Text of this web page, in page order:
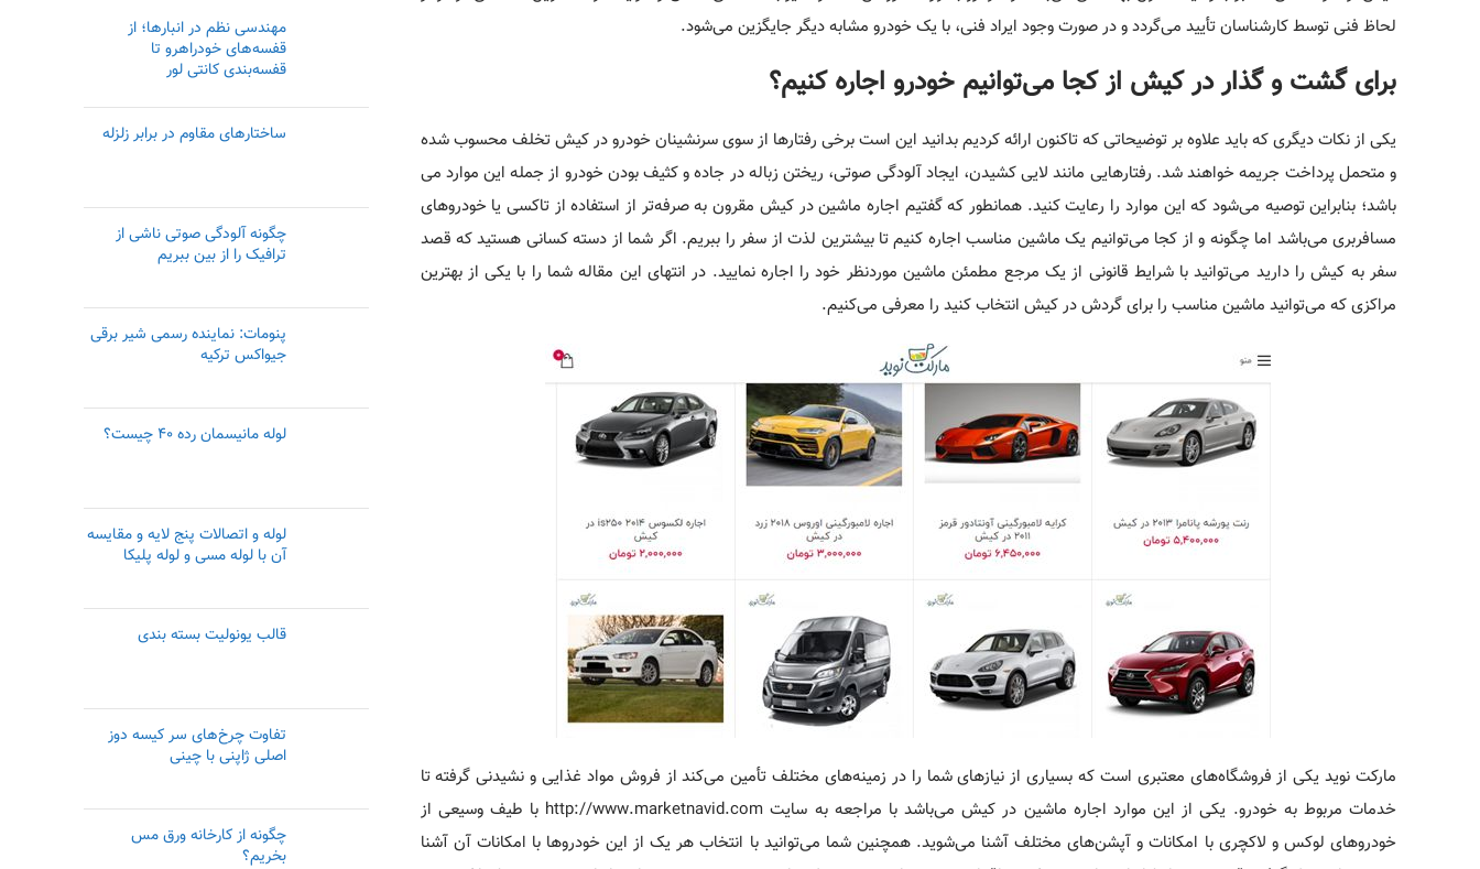
لحاظ فنی توسط کارشناسان تأیید می­‌گردد و در صورت وجود ایراد فنی، با یک خودرو مشابه دیگر جایگزین می­‌شود.
برای گشت و گذار در کیش از کجا می‌­توانیم خودرو اجاره کنیم؟
یکی از نکات دیگری که باید علاوه بر توضیحاتی که تاکنون ارائه کردیم بدانید این است برخی رفتارها از سوی سرنشینان خودرو در کیش تخلف محسوب شده
و متحمل پرداخت جریمه خواهند شد. رفتارهایی مانند لایی کشیدن، ایجاد آلودگی صوتی، ریختن زباله در جاده و کثیف بودن خودرو از جمله این موارد می­‌
باشد؛ بنابراین توصیه می‌­شود که این موارد را رعایت کنید. همانطور که گفتیم اجاره ماشین در کیش مقرون­ به ­صرفه‌تر از استفاده از تاکسی یا خودروهای
مسافربری می­‌باشد اما چگونه و از کجا می­‌توانیم یک ماشین مناسب اجاره کنیم تا بیشترین لذت از سفر را ببریم. اگر شما از دسته کسانی هستید که قصد
سفر به کیش را دارید می­‌توانید با شرایط قانونی از یک مرجع مطمئن ماشین موردنظر خود را اجاره نمایید. در انتهای این مقاله شما را با یکی از بهترین
مراکزی که می­‌توانید ماشین مناسب را برای گردش در کیش انتخاب کنید را معرفی می­‌کنیم.
مارکت نوید یکی از فروشگاه‌­های معتبری است که بسیاری از نیازهای شما را در زمینه‌­های مختلف تأمین می‌­کند از فروش مواد غذایی و نشیدنی گرفته تا
خدمات مربوط به خودرو. یکی از این موارد اجاره ماشین در کیش می­‌باشد با مراجعه به سایت http://www.marketnavid.com با طیف وسیعی از
خودروهای لوکس و لاکچری با امکانات و آپشن­‌های مختلف آشنا می­‌شوید. همچنین شما می­‌توانید با انتخاب هر یک از این خودروها با امکانات آن آشنا
مهندسی نظم در انبارها؛ از
قفسه‌های خودراهرو تا
قفسه‌بندی کانتی لور
ساختارهای مقاوم در برابر زلزله
چگونه آلودگی صوتی ناشی از
ترافیک را از بین ببریم
پنومات: نماینده رسمی‌ شیر برقی
جیواکس ترکیه
لوله مانیسمان رده ۴۰ چیست؟
لوله و اتصالات پنج لایه و مقایسه
آن با لوله مسی و لوله پلیکا
قالب یونولیت بسته بندی
تفاوت چرخ‌های سر کیسه دوز
اصلی ژاپنی با چینی
چگونه از کارخانه ورق مس
بخریم؟